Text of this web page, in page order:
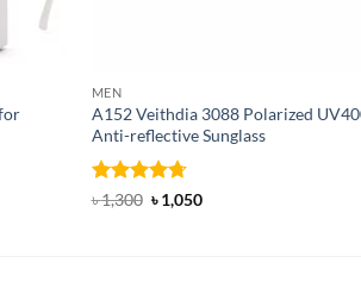
MEN
A152 Veithdia 3088 Polarized
Anti-reflective Sunglass
Rated 4.71
৳1,300 Original
price
৳1,050Current